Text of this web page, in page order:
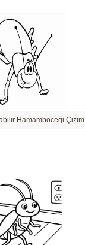
Hamamböceği Çizim